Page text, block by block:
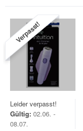
Verpasst!
Leider verpasst!
Gültig: 02.06. -
08.07.